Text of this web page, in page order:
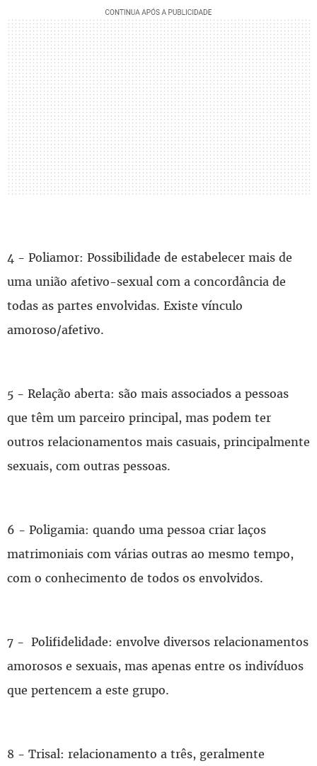
4 - Poliamor: Possibilidade de estabelecer mais de
uma união afetivo-sexual com a concordância de
todas as partes envolvidas. Existe vínculo
amoroso/afetivo.
5 - Relação aberta: são mais associados a pessoas
que têm um parceiro principal, mas podem ter
outros relacionamentos mais casuais, principalmente
sexuais, com outras pessoas.
6 - Poligamia: quando uma pessoa criar laços
matrimoniais com várias outras ao mesmo tempo,
com o conhecimento de todos os envolvidos.
7 - Polifidelidade: envolve diversos relacionamentos
amorosos e sexuais, mas apenas entre os indivíduos
que pertencem a este grupo.
8 - Trisal: relacionamento a três, geralmente